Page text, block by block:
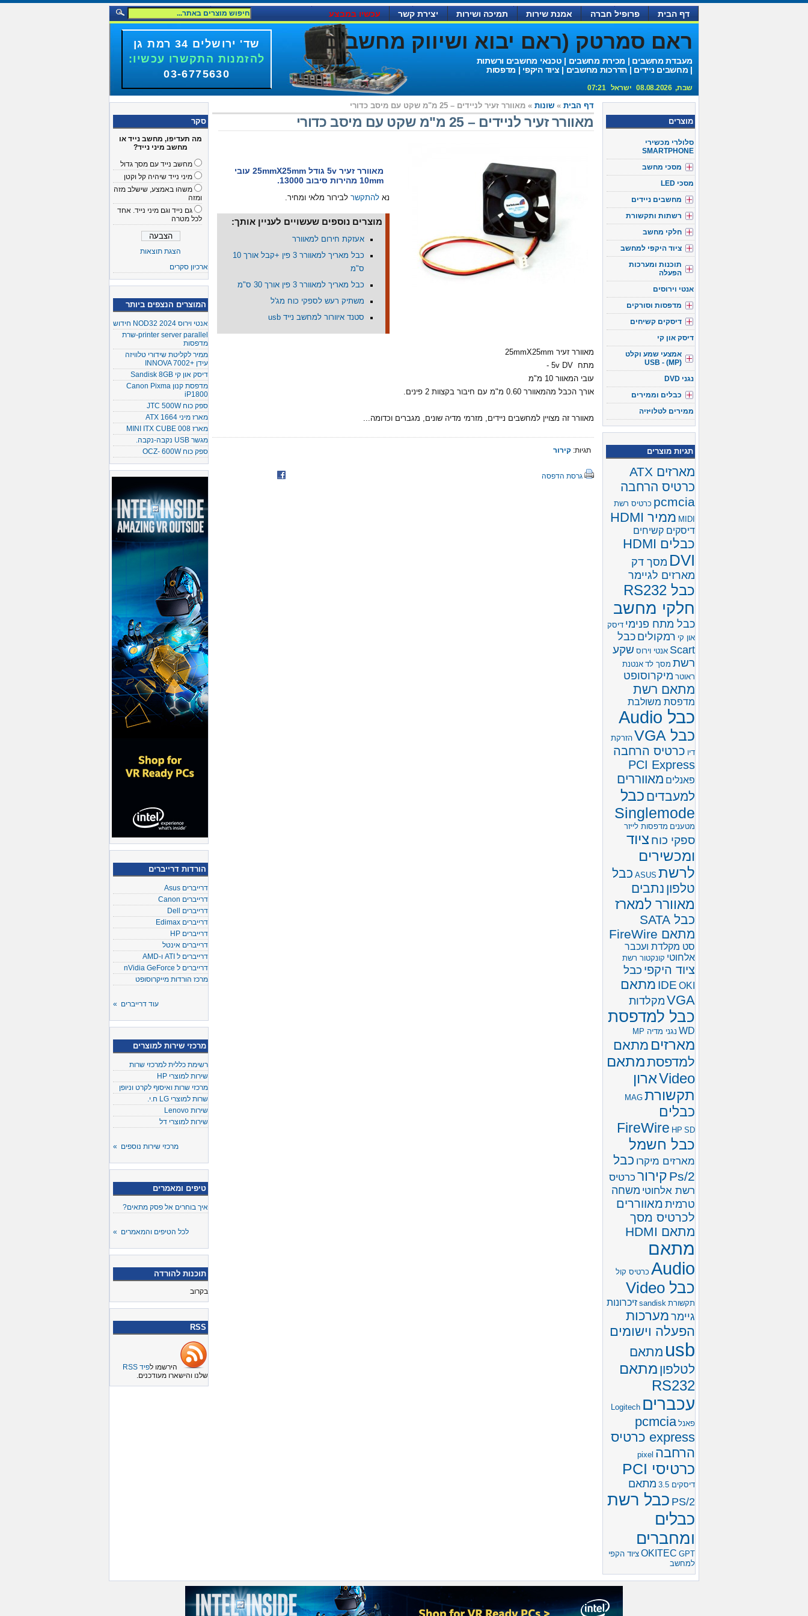
דף הבית פרופיל חברה אמנת שירות תמיכה ושירות יצירת קשר עכשיו במבצע
ראם סמרטק (ראם יבוא ושיווק מחשבים )
מעבדת מחשבים | מכירת מחשבים | טכנאי מחשבים ורשתות
| מחשבים ניידים | הדרכות מחשבים | ציוד היקפי | מדפסות
שבת, 08.08.2026 ישראל 07:21
שד' ירושלים 34 רמת גן
להזמנות התקשרו עכשיו:
03-6775630
סקר
מה תעדיפו, מחשב נייד או
מחשב מיני נייד?
מחשב נייד עם מסך גדול
מיני נייד שיהיה קל וקטן
משהו באמצע, שישלב מזה
ומזה
גם נייד וגם מיני נייד. אחד
לכל מטרה
הצגת תוצאות
ארכיון סקרים
המוצרים הנצפים ביותר
אנטי וירוס NOD32 2024 חידוש
printer server parallel-שרת
מדפסות
ממיר לקליטת שידורי טלוויזה
עידן +INNOVA 7002
דיסק און קי Sandisk 8GB
מדפסת קנון Canon Pixma
iP1800
ספק כוח JTC 500W
מארז מיני ATX 1664
מארז MINI ITX CUBE 008
מגשר USB נקבה-נקבה.
ספק כוח OCZ- 600W
הורדות דרייברים
דרייברים Asus
דרייברים Canon
דרייברים Dell
דרייברים Edimax
דרייברים HP
דרייברים אינטל
דרייברים ל ATI ו-AMD
דרייברים ל nVidia GeForce
מרכז הורדות מייקרוסופט
עוד דרייברים »
מרכזי שירות למוצרים
רשימת כללית למרכזי שרות
שירות למוצרי HP
מרכזי שרות ואיסוף לקרט וניופן
שרות למוצרי LG ח.י.
שירות Lenovo
שירות למוצרי דל
מרכזי שירות נוספים »
טיפים ומאמרים
איך בוחרים אל פסק מתאים?
לכל הטיפים והמאמרים »
תוכנות להורדה
בקרוב
RSS
הירשמו לפיד RSS
שלנו והישארו מעודכנים.
דף הבית » שונות » מאוורר זעיר לניידים – 25 מ"מ שקט עם מיסב כדורי
מאוורר זעיר לניידים – 25 מ"מ שקט עם מיסב כדורי
מאוורר זעיר 5v גודל 25mmX25mm עובי
10mm מהירות סיבוב 13000.
נא להתקשר לבירור מלאי ומחיר.
מוצרים נוספים שעשויים לעניין אותך:
אעזקת חירום למאוורר
כבל מאריך למאוורר 3 פין +קבל אורך 10
ס"מ
כבל מאריך למאוורר 3 פין אורך 30 ס"מ
משתיק רעש לספקי כוח מג'ל
סטנד איוורור למחשב נייד usb
מאוורר זעיר 25mmX25mm
מתח 5v DV -
עובי המאוור 10 מ"מ
אורך הכבל מהמאוורר 0.60 מ"מ עם חיבור בקצוות 2 פינים.
מאוורר זה מצויין למחשבים ניידים, מזרמי מדיה שונים, מגברים וכדומה...
תגיות: קירור
גרסת הדפסה
מוצרים
סלולרי מכשירי
SMARTPHONE
מסכי מחשב
מסכי LED
מחשבים ניידים
רשתות ותקשורת
חלקי מחשב
ציוד היקפי למחשב
תוכנות ומערכות
הפעלה
אנטי וירוסים
מדפסות וסורקים
דיסקים קשיחים
דיסק און קי
אמצעי שמע וקלט
(USB - (MP
נגני DVD
כבלים וממירים
ממירים לטלויזיה
תגיות מוצרים
מארזים ATX
כרטיס הרחבה
pcmcia כרטיס רשת
MIDI ממיר HDMI
דיסקים קשיחים
כבלים HDMI
DVI מסך דק
מארזים לגיימר
כבל RS232
חלקי מחשב
כבל מתח פנימי דיסק
און קי רמקולים כבל
Scart אנטי וירוס שקע
רשת מסך לד אנטנת
ראוטר מיקרוסופט
מתאם רשת
מדפסת משולבת
כבל Audio
כבל VGA
הזרקת
דיו כרטיס הרחבה
PCI Express
פאנלים מאווררים
למעבדים כבל
Singlemode
מטענים מדפסות לייזר
ספקי כוח ציוד
ומכשירים
לרשת ASUS כבל
טלפון נתבים
מאוורר למארז
כבל SATA
מתאם FireWire
סט מקלדת ועכבר
אלחוטי קונקטור רשת
ציוד היקפי כבל
IDE OKI
מתאם
VGA מקלדות
כבל למדפסת
WD נגני מדיה MP
מארזים מתאם
למדפסתמתאם
Videoארון
תקשורת MAG
כבלים
FireWire HP SD
כבל חשמל
מארזים מיקרו כבל
Ps/2 קירור כרטיס
רשת אלחוטי משחה
טרמית מאווררים
לכרטיס מסך
מתאם HDMI
מתאם
Audio כרטיס קול
כבל Video
תקשורת sandisk זיכרונות
גיימר מערכות
הפעלה וישומים
usb מתאם
לטלפון מתאם
RS232
עכברים Logitech
פאנל pcmcia
express כרטיס
הרחבה pixel
כרטיסי PCI
דיסקים 3.5
מתאם
PS/2 כבל רשת
כבלים
ומחברים
OKITEC GPT
ציוד הקפי
למחשב